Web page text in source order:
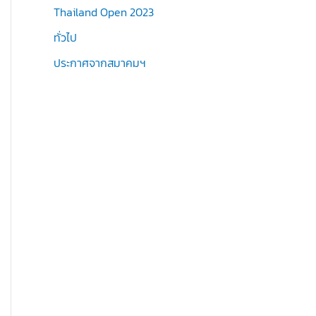
Thailand Open 2023
ทั่วไป
ประกาศจากสมาคมฯ